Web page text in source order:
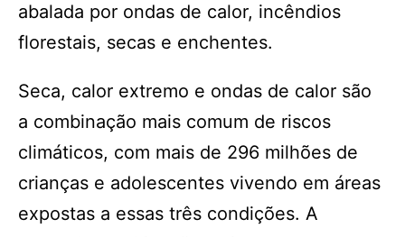
abalada por ondas de calor, incêndios
florestais, secas e enchentes.
Seca, calor extremo e ondas de calor são
a combinação mais comum de riscos
climáticos, com mais de 296 milhões de
crianças e adolescentes vivendo em áreas
expostas a essas três condições. A